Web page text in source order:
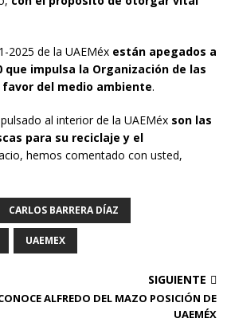
2025 de la UAEMéx están apegados a
impulsa la Organización de las
favor del medio ambiente.
al interior de la UAEMéx son las
para su reciclaje y el
hemos comentado con usted,
CARLOS BARRERA DÍAZ
UAEMEX
SIGUIENTE
ALFREDO DEL MAZO POSICIÓN DE
UAEMÉX